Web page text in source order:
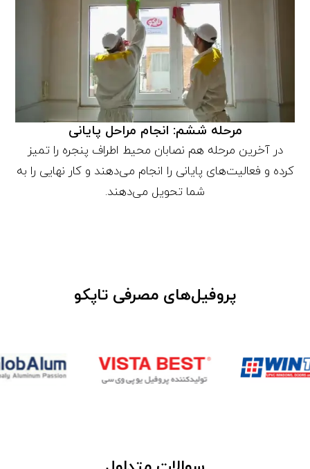
مرحله ششم: انجام مراحل پایانی
در آخرین مرحله هم نصابان محیط اطراف پنجره را تمیز
کرده و فعالیت‌های پایانی را انجام می‌دهند و کار نهایی را به
شما تحویل می‌دهند.
پروفیل‌های مصرفی تاپکو